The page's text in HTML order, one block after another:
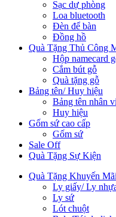
Sạc dự phòng
Loa bluetooth
Đèn để bàn
Đồng hồ
Quà Tặng Thủ Công
Hộp namecard
Cắm bút gỗ
Quà tặng gỗ
Bảng tên/ Huy hiệu
Bảng tên nhân
Huy hiệu
Gốm sứ cao cấp
Gốm sứ
Sale Off
Quà Tặng Sự Kiện
Quà Tặng Khuyến Mãi
Ly giấy/ Ly
Ly sứ
Lót chuột